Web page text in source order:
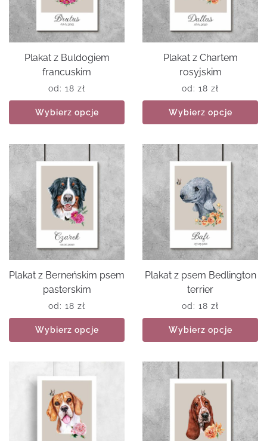
Plakat z Buldogiem
francuskim
od: 18 zł
Wybierz opcje
Plakat z Chartem
rosyjskim
od: 18 zł
Wybierz opcje
Plakat z Berneńskim psem
pasterskim
od: 18 zł
Wybierz opcje
Plakat z psem Bedlington
terrier
od: 18 zł
Wybierz opcje